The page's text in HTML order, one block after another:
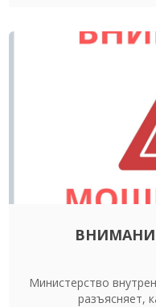
Министерство
разъясняет,